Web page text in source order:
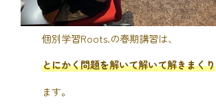
個別学習Roots.の春期講習は、
とにかく問題を解いて解いて解きまくり
ます。